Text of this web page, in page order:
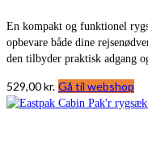
En kompakt og funktionel
opbevare både dine
den tilbyder praktisk adgang
529,00kr. Gå til webshop